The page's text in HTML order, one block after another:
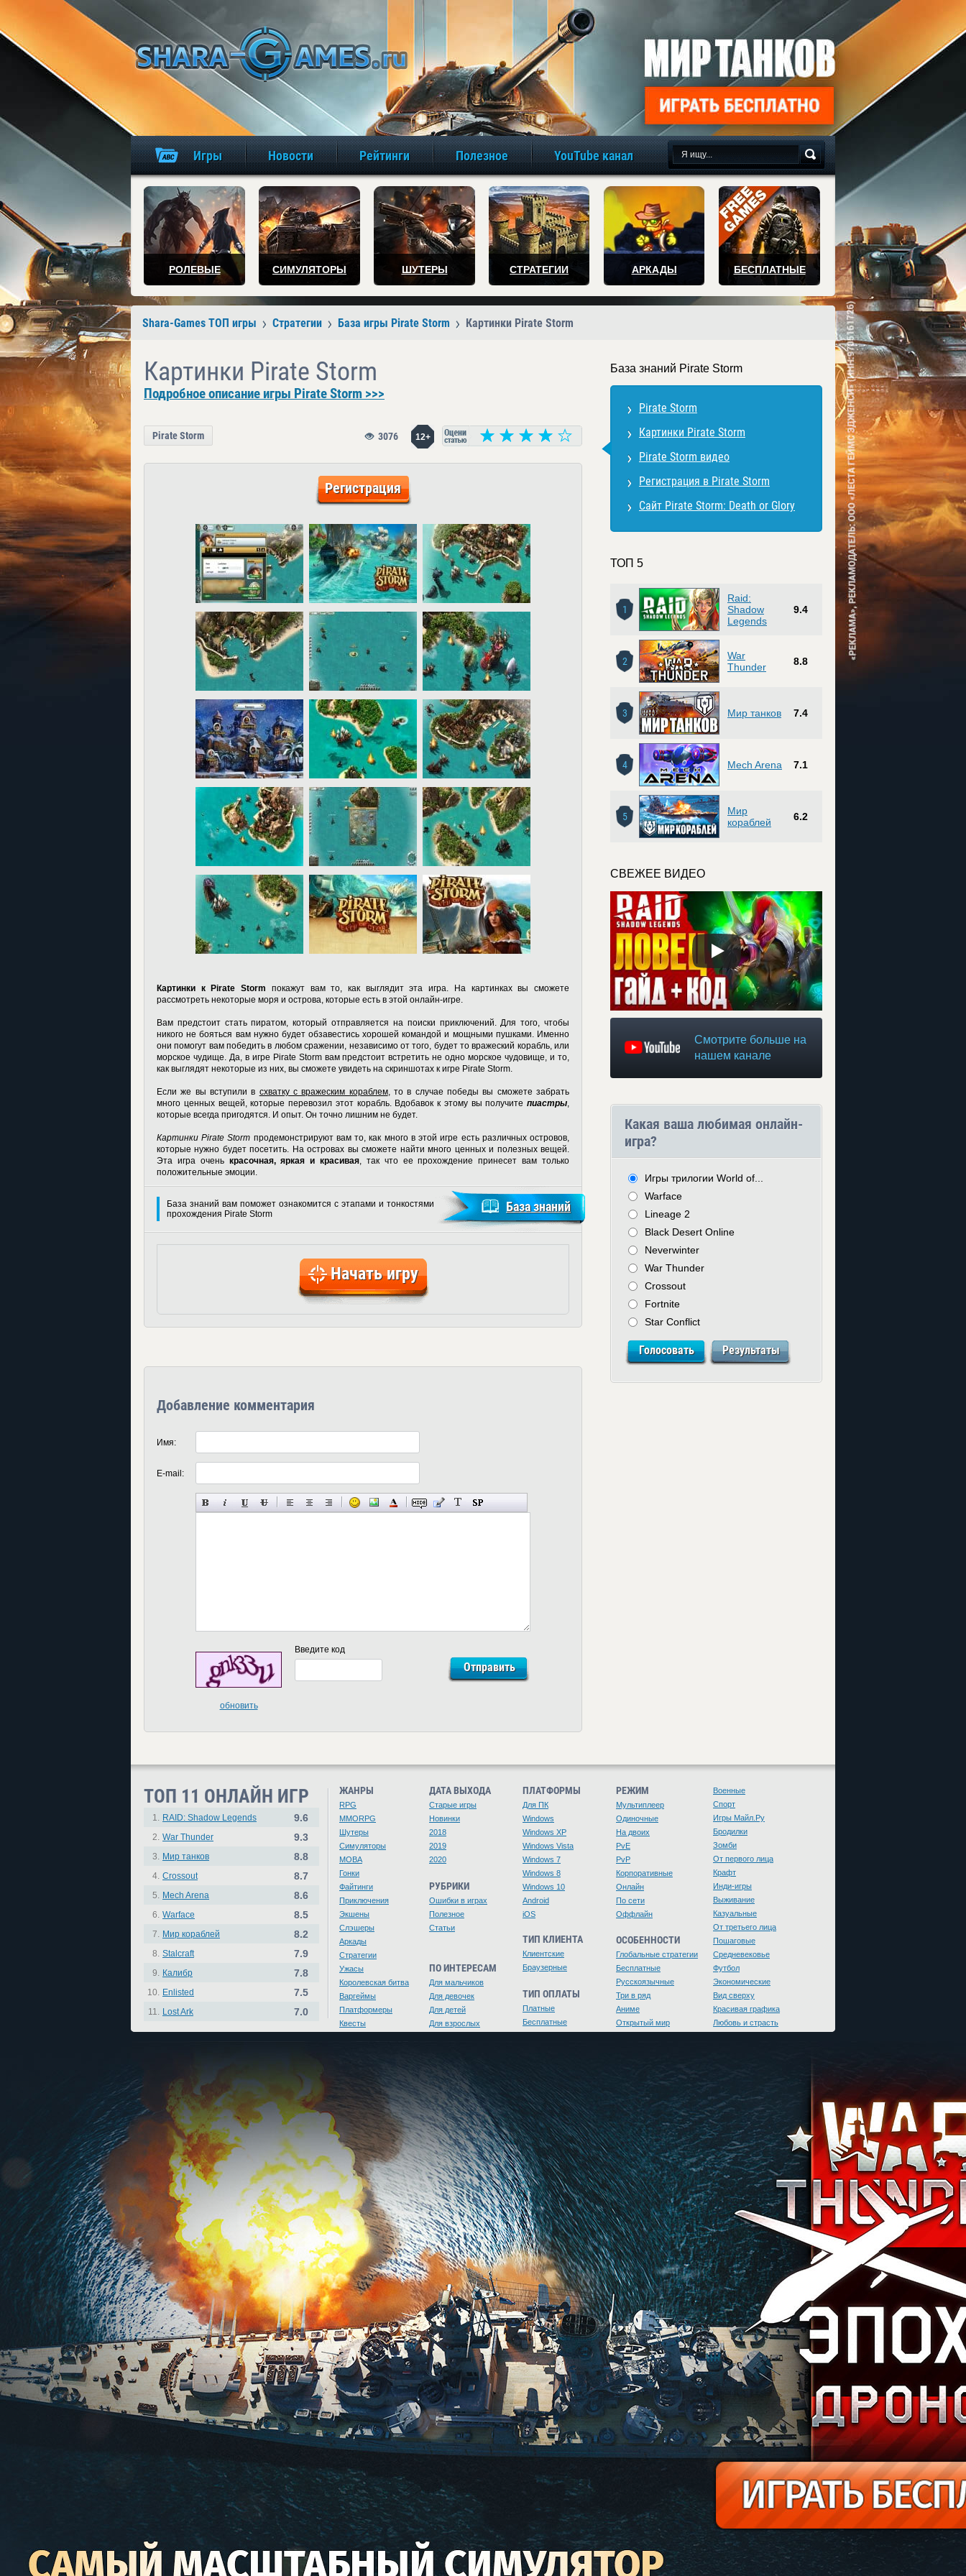
игры онлайн бесплатно
Игры Новости Рейтинги Полезное YouTube канал
РОЛЕВЫЕ СИМУЛЯТОРЫ ШУТЕРЫ СТРАТЕГИИ АРКАДЫ БЕСПЛАТНЫЕ
Shara-Games ТОП игры Стратегии База игры Pirate Storm Картинки Pirate Storm
Картинки Pirate Storm
Подробное описание игры Pirate Storm >>>
Pirate Storm 12+
3076
Регистрация
Картинки к Pirate Storm покажут вам то, как выглядит эта игра. На картинках вы сможете
рассмотреть некоторые моря и острова, которые есть в этой онлайн-игре.
Вам предстоит стать пиратом, который отправляется на поиски приключений. Для того, чтобы
никого не бояться вам нужно будет обзавестись хорошей командой и мощными пушками. Именно
они помогут вам победить в любом сражении, независимо от того, будет то вражеский корабль, или
морское чудище. Да, в игре Pirate Storm вам предстоит встретить не одно морское чудовище, и то,
как выглядят некоторые из них, вы сможете увидеть на скриншотах к игре Pirate Storm.
Если же вы вступили в схватку с вражеским кораблем, то в случае победы вы сможете забрать
много ценных вещей, которые перевозил этот корабль. Вдобавок к этому вы получите пиастры,
которые всегда пригодятся. И опыт. Он точно лишним не будет.
Картинки Pirate Storm продемонстрируют вам то, как много в этой игре есть различных островов,
которые нужно будет посетить. На островах вы сможете найти много ценных и полезных вещей.
Эта игра очень красочная, яркая и красивая, так что ее прохождение принесет вам только
положительные эмоции.
База знаний вам поможет ознакомится с этапами и тонкостями
прохождения Pirate Storm
База знаний
Начать игру
Добавление комментария
Имя:
E-mail:
обновить
Введите код
База знаний Pirate Storm
Pirate Storm
Картинки Pirate Storm
Pirate Storm видео
Регистрация в Pirate Storm
Сайт Pirate Storm: Death or Glory
ТОП 5
1
Raid:
Shadow
Legends
9.4
2
War
Thunder
8.8
3 Мир танков 7.4
4 Mech Arena 7.1
5
Мир
кораблей
6.2
СВЕЖЕЕ ВИДЕО
Смотрите больше на
нашем канале
Какая ваша любимая онлайн-
игра?
Игры трилогии World of...
Warface
Lineage 2
Black Desert Online
Neverwinter
War Thunder
Crossout
Fortnite
Star Conflict
ТОП 11 ОНЛАЙН ИГР
1. RAID: Shadow Legends 9.6
2. War Thunder 9.3
3. Мир танков 8.8
4. Crossout 8.7
5. Mech Arena 8.6
6. Warface 8.5
7. Мир кораблей 8.2
8. Stalcraft 7.9
9. Калибр 7.8
10. Enlisted 7.5
11. Lost Ark 7.0
ЖАНРЫ
RPG
MMORPG
Шутеры
Симуляторы
MOBA
Гонки
Файтинги
Приключения
Экшены
Слэшеры
Аркады
Стратегии
Ужасы
Королевская битва
Варгеймы
Платформеры
Квесты
ДАТА ВЫХОДА
Старые игры
Новинки
2018
2019
2020
РУБРИКИ
Ошибки в играх
Полезное
Статьи
ПО ИНТЕРЕСАМ
Для мальчиков
Для девочек
Для детей
Для взрослых
ПЛАТФОРМЫ
Для ПК
Windows
Windows XP
Windows Vista
Windows 7
Windows 8
Windows 10
Android
iOS
ТИП КЛИЕНТА
Клиентские
Браузерные
ТИП ОПЛАТЫ
Платные
Бесплатные
РЕЖИМ
Мультиплеер
Одиночные
На двоих
PvE
PvP
Корпоративные
Онлайн
По сети
Оффлайн
ОСОБЕННОСТИ
Глобальные стратегии
Бесплатные
Русскоязычные
Три в ряд
Аниме
Открытый мир
Военные
Спорт
Игры Майл.Ру
Бродилки
Зомби
От первого лица
Крафт
Инди-игры
Выживание
Казуальные
От третьего лица
Пошаговые
Средневековье
Футбол
Экономические
Вид сверху
Красивая графика
Любовь и страсть